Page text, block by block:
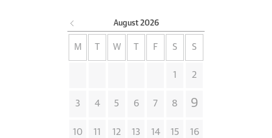
August 2026
M W F S S
1 2
3 4 5 6 7 8 9
10 11 12 13 14 15 16